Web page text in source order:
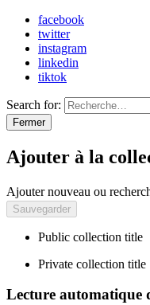
facebook
twitter
instagram
linkedin
tiktok
Search for:
Fermer
Ajouter à la
Ajouter nouveau ou
Public collection title
Private collection title
Lecture automatique